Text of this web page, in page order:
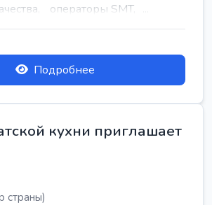
операторы SMT, ...
Подробнее
кухни приглашает
страны)